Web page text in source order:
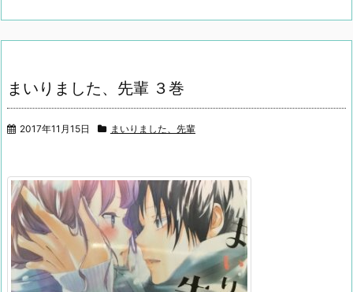
まいりました、先輩 ３巻
2017年11月15日 まいりました、先輩